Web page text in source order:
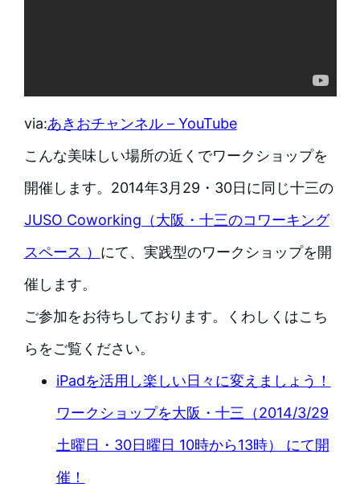
via:あきおチャンネル – YouTube
こんな美味しい場所の近くでワークショップを
開催します。2014年3月29・30日に同じ十三の
JUSO Coworking（大阪・十三のコワーキング
スペース ） にて、実践型のワークショップを開
催します。
ご参加をお待ちしております。くわしくはこち
らをご覧ください。
iPadを活用し楽しい日々に変えましょう！
ワークショップを大阪・十三（2014/3/29
土曜日・30日曜日 10時から13時） にて開
催！